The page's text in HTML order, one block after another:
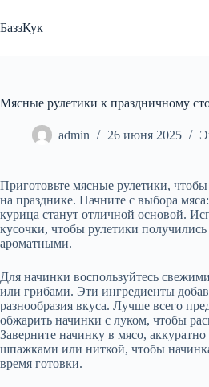
к
сути
БаззКук
Мясные рулетики к праздничному
admin 26 июня 2025
Приготовьте мясные рулетики, чтобы
на празднике. Начните с выбора
курица станут отличной основой.
кусочки, чтобы рулетики
ароматными.
Для начинки воспользуйтесь
или грибами. Эти ингредиенты
разнообразия вкуса. Лучше всего
обжарить начинки с луком, чтобы
Заверните начинку в мясо,
шпажками или ниткой, чтобы
время готовки.